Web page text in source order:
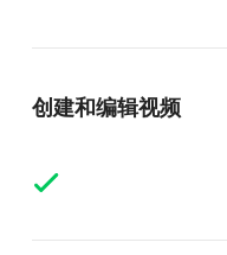
创建和编辑视频